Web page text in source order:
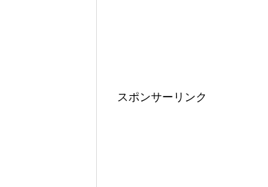
スポンサーリンク